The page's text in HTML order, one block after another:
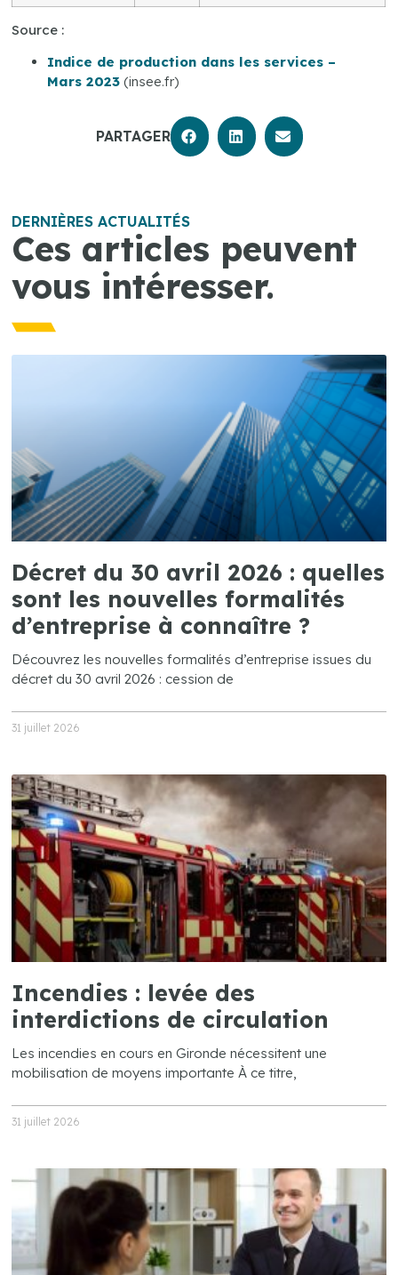
Source :
Indice de production dans les services –
Mars 2023 (insee.fr)
PARTAGER
DERNIÈRES ACTUALITÉS
Ces articles peuvent
vous intéresser.
Décret du 30 avril 2026 : quelles
sont les nouvelles formalités
d’entreprise à connaître ?
Découvrez les nouvelles formalités d’entreprise issues du
décret du 30 avril 2026 : cession de
31 juillet 2026
Incendies : levée des
interdictions de circulation
Les incendies en cours en Gironde nécessitent une
mobilisation de moyens importante À ce titre,
31 juillet 2026